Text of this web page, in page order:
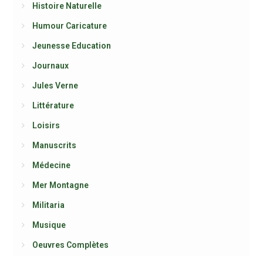
Histoire Naturelle
Humour Caricature
Jeunesse Education
Journaux
Jules Verne
Littérature
Loisirs
Manuscrits
Médecine
Mer Montagne
Militaria
Musique
Oeuvres Complètes